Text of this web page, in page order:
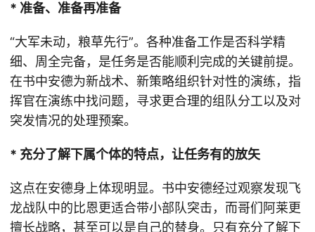
* 准备、准备再准备
“大军未动，粮草先行”。各种准备工作是否科学精
细、周全完备，是任务是否能顺利完成的关键前提。
在书中安德为新战术、新策略组织针对性的演练，指
挥官在演练中找问题，寻求更合理的组队分工以及对
突发情况的处理预案。
* 充分了解下属个体的特点，让任务有的放矢
这点在安德身上体现明显。书中安德经过观察发现飞
龙战队中的比恩更适合带小部队突击，而哥们阿莱更
擅长战略，甚至可以是自己的替身。只有充分了解下